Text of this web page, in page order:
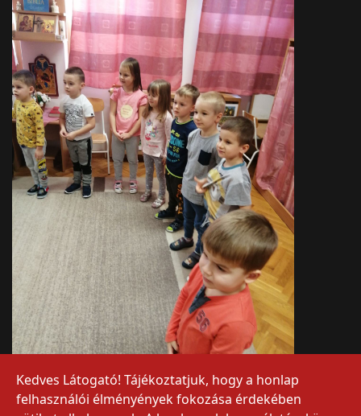
Kedves Látogató! Tájékoztatjuk, hogy a honlap
felhasználói élményények fokozása érdekében